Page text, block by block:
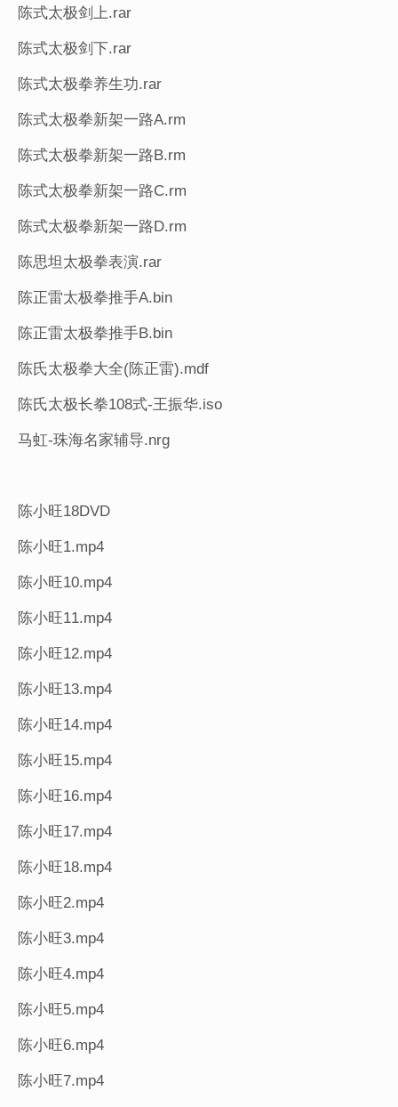
陈式太极剑上.rar
陈式太极剑下.rar
陈式太极拳养生功.rar
陈式太极拳新架一路A.rm
陈式太极拳新架一路B.rm
陈式太极拳新架一路C.rm
陈式太极拳新架一路D.rm
陈思坦太极拳表演.rar
陈正雷太极拳推手A.bin
陈正雷太极拳推手B.bin
陈氏太极拳大全(陈正雷).mdf
陈氏太极长拳108式-王振华.iso
马虹-珠海名家辅导.nrg
陈小旺18DVD
陈小旺1.mp4
陈小旺10.mp4
陈小旺11.mp4
陈小旺12.mp4
陈小旺13.mp4
陈小旺14.mp4
陈小旺15.mp4
陈小旺16.mp4
陈小旺17.mp4
陈小旺18.mp4
陈小旺2.mp4
陈小旺3.mp4
陈小旺4.mp4
陈小旺5.mp4
陈小旺6.mp4
陈小旺7.mp4